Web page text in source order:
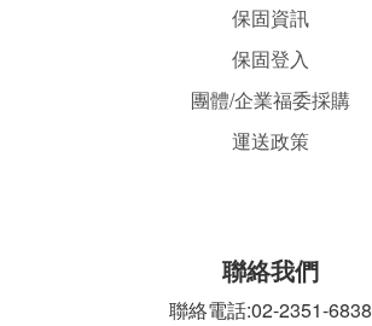
保固資訊
保固登入
團體/企業福委採購
運送政策
聯絡我們
聯絡電話:02-2351-6838